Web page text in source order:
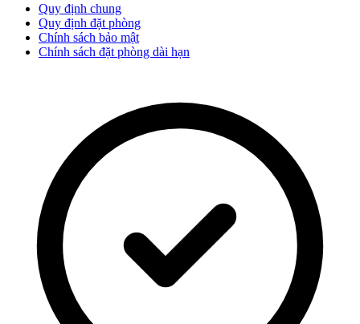
Quy định chung
Quy định đặt phòng
Chính sách bảo mật
Chính sách đặt phòng dài hạn